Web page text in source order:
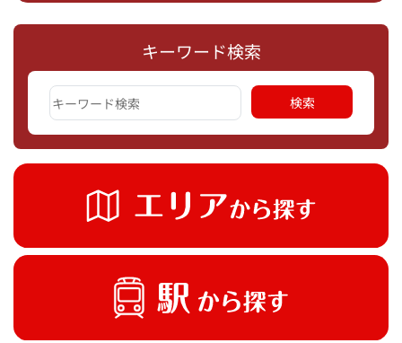
キーワード検索